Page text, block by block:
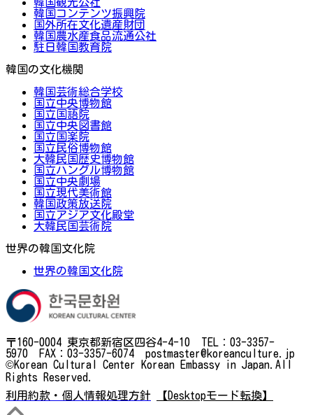
韓国コンテンツ振興院
国外所在文化遺産財団
韓国農水産食品流通公社
駐日韓国教育院
韓国の文化機関
韓国芸術総合学校
国立中央博物館
国立国語院
国立中央図書館
国立国楽院
国立民俗博物館
大韓民国歴史博物館
国立ハングル博物館
国立中央劇場
国立現代美術館
韓国政策放送院
国立アジア文化殿堂
大韓民国芸術院
世界の韓国文化院
世界の韓国文化院
〒160-0004 東京都新宿区四谷4-4-10 TEL：03-3357-
5970 FAX：03-3357-6074 postmaster@koreanculture.jp
©Korean Cultural Center Korean Embassy in Japan.All
Rights Reserved.
利用約款・個人情報処理方針
【Desktopモード転換】